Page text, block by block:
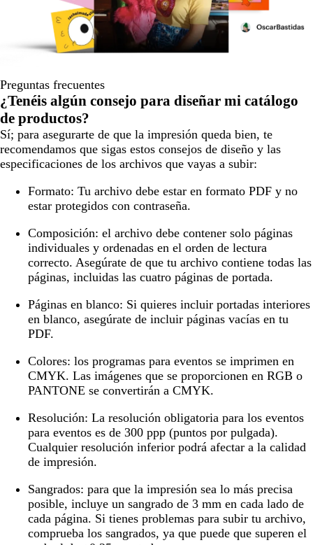
Preguntas frecuentes
¿Tenéis algún consejo para diseñar mi catálogo
de productos?
Sí; para asegurarte de que la impresión queda bien, te
recomendamos que sigas estos consejos de diseño y las
especificaciones de los archivos que vayas a subir:
Formato: Tu archivo debe estar en formato PDF y no
estar protegidos con contraseña.
Composición: el archivo debe contener solo páginas
individuales y ordenadas en el orden de lectura
correcto. Asegúrate de que tu archivo contiene todas las
páginas, incluidas las cuatro páginas de portada.
Páginas en blanco: Si quieres incluir portadas interiores
en blanco, asegúrate de incluir páginas vacías en tu
PDF.
Colores: los programas para eventos se imprimen en
CMYK. Las imágenes que se proporcionen en RGB o
PANTONE se convertirán a CMYK.
Resolución: La resolución obligatoria para los eventos
para eventos es de 300 ppp (puntos por pulgada).
Cualquier resolución inferior podrá afectar a la calidad
de impresión.
Sangrados: para que la impresión sea lo más precisa
posible, incluye un sangrado de 3 mm en cada lado de
cada página. Si tienes problemas para subir tu archivo,
comprueba los sangrados, ya que puede que superen el